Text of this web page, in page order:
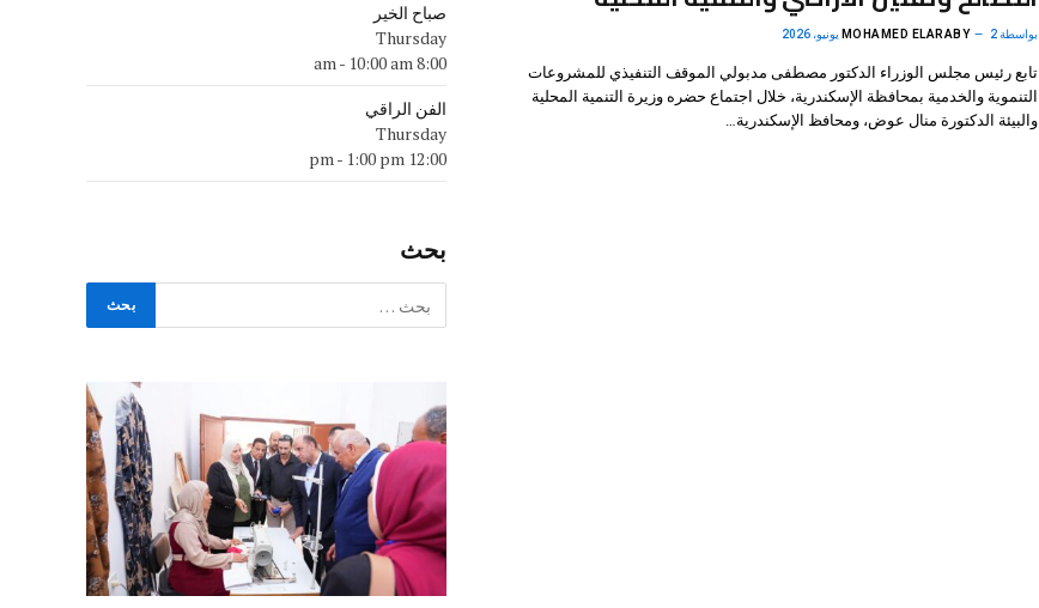
بواسطة MOHAMED ELARABY 2 يونيو، 2026
تابع رئيس مجلس الوزراء الدكتور مصطفى مدبولي الموقف التنفيذي للمشروعات
التنموية والخدمية بمحافظة الإسكندرية، خلال اجتماع حضره وزيرة التنمية المحلية
والبيئة الدكتورة منال عوض، ومحافظ الإسكندرية…
صباح الخير
Thursday
8:00 am
- 10:00 am
الفن الراقي
Thursday
12:00 pm
- 1:00 pm
بحث